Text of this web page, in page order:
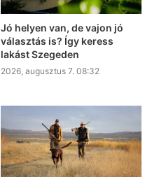
Jó helyen van, de vajon jó
választás is? Így keress
lakást Szegeden
2026, augusztus 7. 08:32